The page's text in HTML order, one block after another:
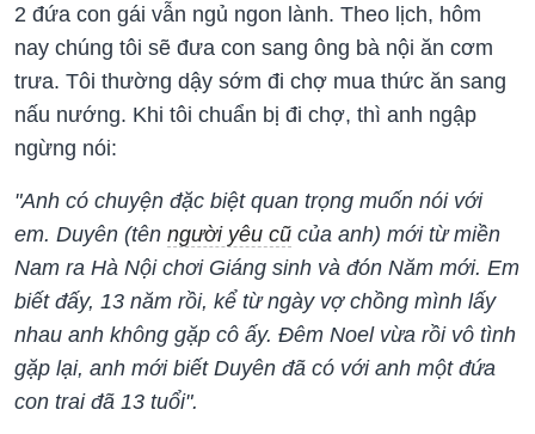
2 đứa con gái vẫn ngủ ngon lành. Theo lịch, hôm
nay chúng tôi sẽ đưa con sang ông bà nội ăn cơm
trưa. Tôi thường dậy sớm đi chợ mua thức ăn sang
nấu nướng. Khi tôi chuẩn bị đi chợ, thì anh ngập
ngừng nói:
"Anh có chuyện đặc biệt quan trọng muốn nói với
em. Duyên (tên người yêu cũ của anh) mới từ miền
Nam ra Hà Nội chơi Giáng sinh và đón Năm mới. Em
biết đấy, 13 năm rồi, kể từ ngày vợ chồng mình lấy
nhau anh không gặp cô ấy. Đêm Noel vừa rồi vô tình
gặp lại, anh mới biết Duyên đã có với anh một đứa
con trai đã 13 tuổi".